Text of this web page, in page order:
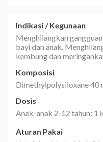
Indikasi / Kegunaan
Menghilangkan
bayi dan anak.
kembung dan
Komposisi
Dimethylpolysiloxane 40
Dosis
Anak-anak 2-12 tahun: 1
Aturan Pakai